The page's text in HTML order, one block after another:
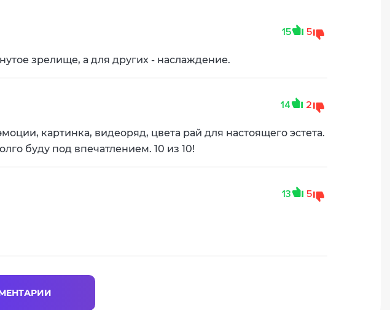
15 5
зрелище, а для других - наслаждение.
14 2
картинка, видеоряд, цвета рай для настоящего эстета.
буду под впечатлением. 10 из 10!
13 5